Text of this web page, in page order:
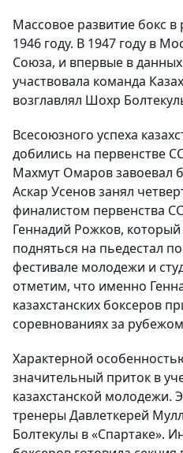
Массовое развитие бокс в
1946 году. В 1947 году в
Союза, и впервые в
участвовала команда
возглавлял Шохр
Всесоюзного успеха
добились на первенстве
Махмут Омаров завоевал
Аскар Усенов занял
финалистом первенства
Геннадий Рожков,
подняться на пьедестал
фестивале молодежи и
отметим, что именно
казахстанских боксеров
соревнованиях за
Характерной
значительный приток в
казахстанской молодежи.
тренеры Давлеткерей
Болтекулы в «Спартаке».